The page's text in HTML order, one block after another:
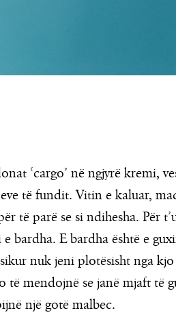
‘cargo’ në ngjyrë kremi,
të fundit. Vitin e kaluar,
të parë se si ndihesha. Për
bardha. E bardha është e
nuk jeni plotësisht nga
mendojnë se janë mjaft të
një gotë malbec.